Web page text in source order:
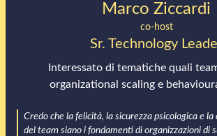
Marco Ziccardi
co-host
Sr. Technology
Interessato di tematiche quali
organizational scaling e
Credo che la felicità, la sicurezza psicologica e
del team siano i fondamenti di organizzazioni di